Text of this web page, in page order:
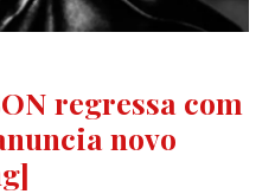
regressa com
novo